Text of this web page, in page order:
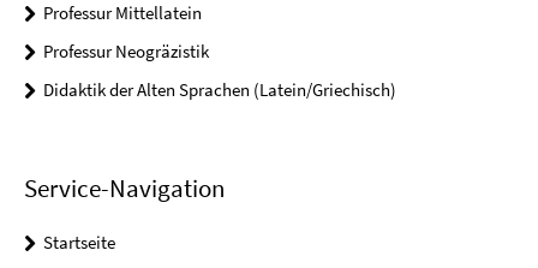
Professur Mittellatein
Professur Neogräzistik
Didaktik der Alten Sprachen (Latein/Griechisch)
Service-Navigation
Startseite